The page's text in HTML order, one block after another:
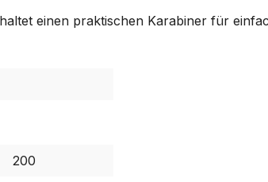
einen praktischen Karabiner für
200